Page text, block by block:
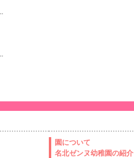
園について
名北ゼンヌ幼稚園の紹介